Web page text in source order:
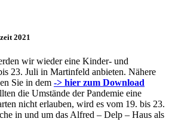
2021
wir wieder eine Kinder- und
23. Juli in Martinfeld anbieten. Nähere
Sie in dem -> hier zum Download
die Umstände der Pandemie eine
nicht erlauben, wird es vom 19. bis 23.
in und um das Alfred – Delp – Haus als